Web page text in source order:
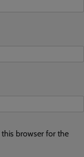
browser for the